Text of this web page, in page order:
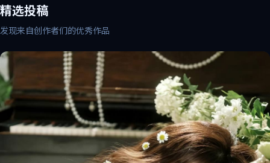
精选投稿
发现来自创作者们的优秀作品